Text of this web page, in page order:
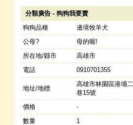
分類廣告 - 狗狗我要賣
狗狗品種
邊境牧羊犬
公母?
母的喔!
所在地/縣市
高雄市
電話
0910701355
地址/地標
高雄市林園區港埔
巷15號
價格
-
數量
1